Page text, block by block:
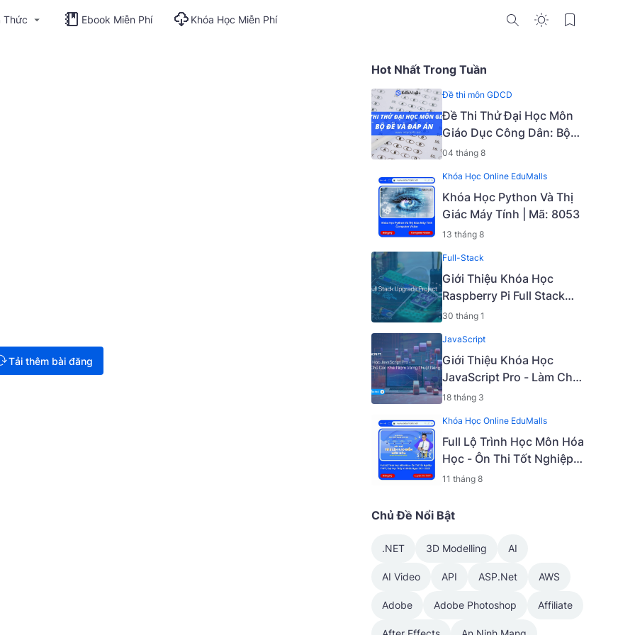
Thức Ebook Miễn Phí Khóa Học Miễn Phí
Tải thêm bài đăng
Hot Nhất Trong Tuần
Đề thi môn GDCD
Đề Thi Thử Đại Học Môn
Giáo Dục Công Dân: Bộ
Đề Và Đáp Án
04 tháng 8
Khóa Học Online EduMalls
Khóa Học Python Và Thị
Giác Máy Tính | Mã: 8053
13 tháng 8
Full-Stack
Giới Thiệu Khóa Học
Raspberry Pi Full Stack
Upgrade Project [Mã -
30 tháng 1
JavaScript
Giới Thiệu Khóa Học
JavaScript Pro - Làm Chủ
Các Khái Niệm Và Kỹ
6919 A]
18 tháng 3
Khóa Học Online EduMalls
Full Lộ Trình Học Môn Hóa
Học - Ôn Thi Tốt Nghiệp
THPT, Đại Học Với Thầy
| Mã: 9009
11 tháng 8
Chủ Đề Nổi Bật
.NET 3D Modelling AI
AI Video API ASP.Net AWS
Adobe Adobe Photoshop Affiliate